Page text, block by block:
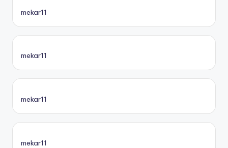
mekar11
mekar11
mekar11
mekar11